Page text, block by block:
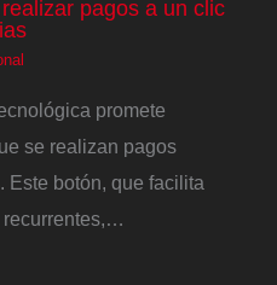
pagos a un clic
promete
se realizan pagos
Este botón, que facilita
recurrentes,…